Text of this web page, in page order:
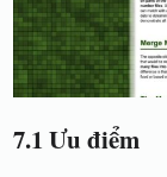
7.1 Ưu điểm